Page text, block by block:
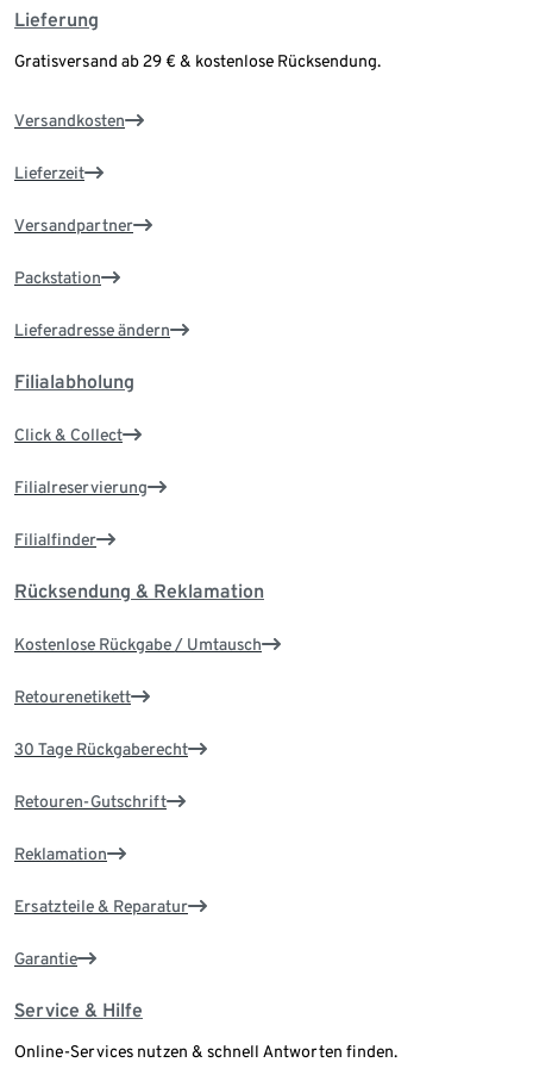
Lieferung
Gratisversand ab 29 € & kostenlose Rücksendung.
Versandkosten
Lieferzeit
Versandpartner
Packstation
Lieferadresse ändern
Filialabholung
Click & Collect
Filialreservierung
Filialfinder
Rücksendung & Reklamation
Kostenlose Rückgabe / Umtausch
Retourenetikett
30 Tage Rückgaberecht
Retouren-Gutschrift
Reklamation
Ersatzteile & Reparatur
Garantie
Service & Hilfe
Online-Services nutzen & schnell Antworten finden.